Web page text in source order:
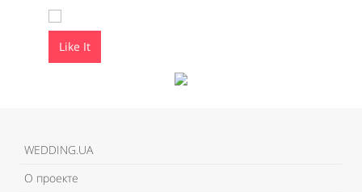
Like It
WEDDING.UA
О проекте